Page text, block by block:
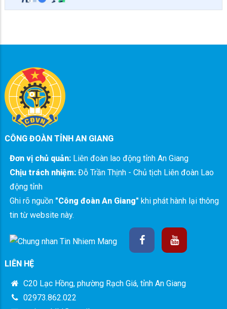
CÔNG ĐOÀN TỈNH AN GIANG
Đơn vị chủ quản: Liên đoàn lao động tỉnh An Giang
Chịu trách nhiệm: Đỗ Trần Thịnh - Chủ tịch Liên đoàn Lao
động tỉnh
Ghi rõ nguồn "Công đoàn An Giang" khi phát hành lại thông
tin từ website này.
LIÊN HỆ
C20 Lạc Hồng, phường Rạch Giá, tỉnh An Giang
02973.862.022